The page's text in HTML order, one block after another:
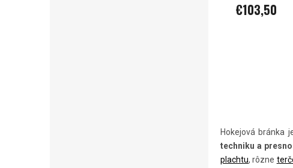
€103,50
Hokejová bránka
techniku a
plachtu, rôzne